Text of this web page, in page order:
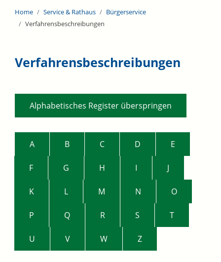
Home Service & Rathaus
Bürgerservice
Verfahrensbeschreibungen
Verfahrensbeschreibungen
Alphabetisches Register überspringen
A B C D E
F G H I J
K L M N O
P Q R S T
U V W Z